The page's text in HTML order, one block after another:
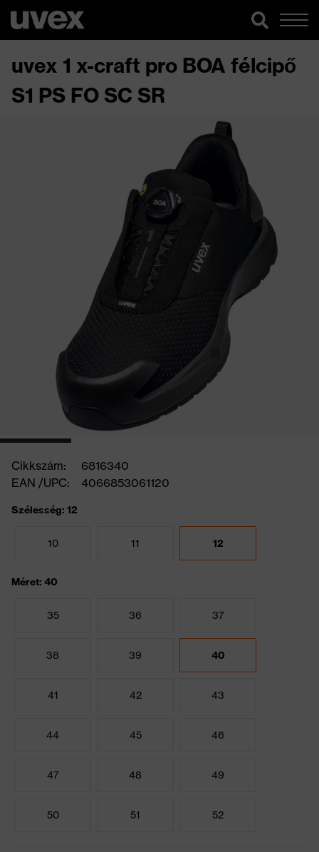
uvex 1 x-craft pro BOA félcipő
S1 PS FO SC SR
Cikkszám:
6816340
EAN /UPC:
4066853061120
Szélesség: 12
10 11 12
Méret: 40
35 36 37
38 39 40
41 42 43
44 45 46
47 48 49
50 51 52